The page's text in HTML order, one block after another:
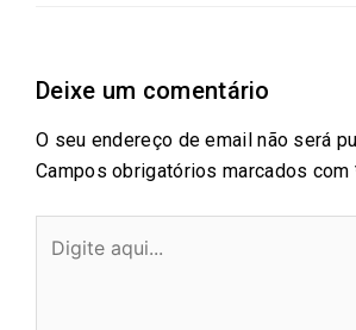
Deixe um comentário
O seu endereço de email não será
Campos obrigatórios marcados com
aqui...